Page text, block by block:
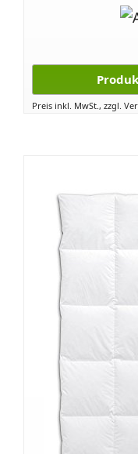
Preis inkl. MwSt., zzgl.